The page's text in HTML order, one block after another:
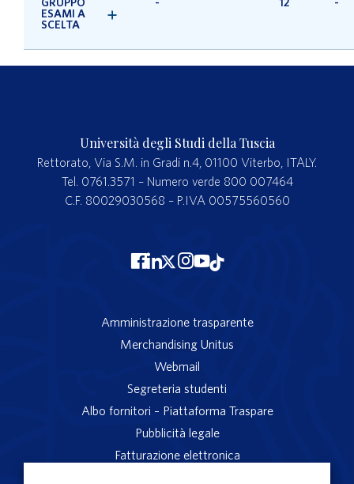
ESAMI A
SCELTA
Università degli Studi della Tuscia
Rettorato, Via S.M. in Gradi n.4, 01100 Viterbo, ITALY.
Tel. 0761.3571 – Numero verde 800 007464
C.F. 80029030568 – P.IVA 00575560560
Amministrazione trasparente
Merchandising Unitus
Webmail
Segreteria studenti
Albo fornitori – Piattaforma Traspare
Pubblicità legale
Fatturazione elettronica